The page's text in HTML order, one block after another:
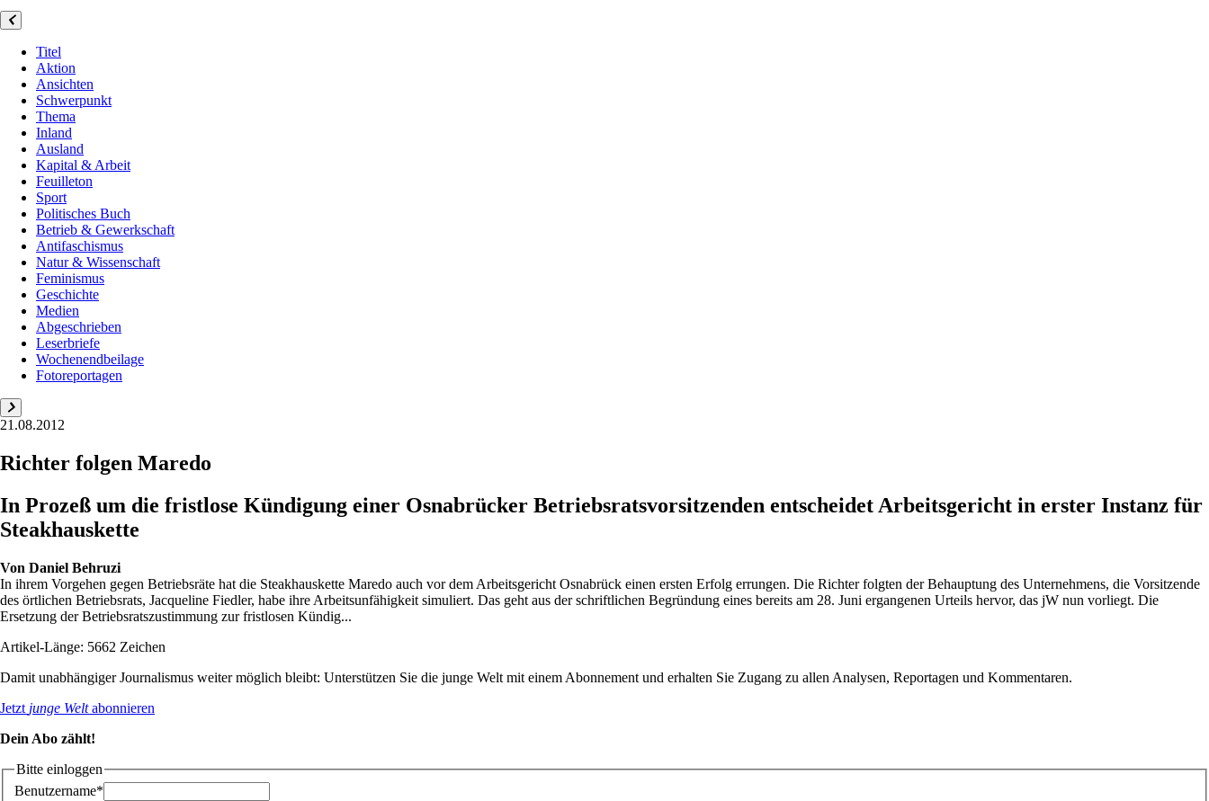
Titel
Aktion
Ansichten
Schwerpunkt
Thema
Inland
Ausland
Kapital & Arbeit
Feuilleton
Sport
Politisches Buch
Betrieb & Gewerkschaft
Antifaschismus
Natur & Wissenschaft
Feminismus
Geschichte
Medien
Abgeschrieben
Leserbriefe
Wochenendbeilage
Fotoreportagen
21.08.2012
Richter folgen Maredo
In Prozeß um die fristlose Kündigung einer Osnabrücker Betriebsratsvorsitzenden entscheidet Arbeitsgericht in erster Instanz für
Steakhauskette
Von Daniel Behruzi
In ihrem Vorgehen gegen Betriebsräte hat die Steakhauskette Maredo auch vor dem Arbeitsgericht Osnabrück einen ersten Erfolg errungen. Die Richter folgten der Behauptung des Unternehmens, die Vorsitzende
des örtlichen Betriebsrats, Jacqueline Fiedler, habe ihre Arbeitsunfähigkeit simuliert. Das geht aus der schriftlichen Begründung eines bereits am 28. Juni ergangenen Urteils hervor, das jW nun vorliegt. Die
Ersetzung der Betriebsratszustimmung zur fristlosen Kündig...
Artikel-Länge: 5662 Zeichen
Damit unabhängiger Journalismus weiter möglich bleibt: Unterstützen Sie die junge Welt mit einem Abonnement und erhalten Sie Zugang zu allen Analysen, Reportagen und Kommentaren.
Jetzt junge Weltabonnieren
Dein Abo zählt!
Bitte einloggen
Benutzername*